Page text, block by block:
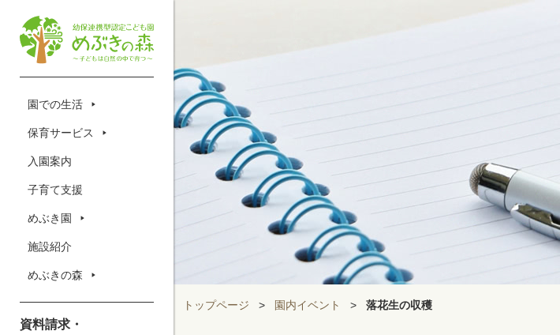
園での生活
保育サービス
入園案内
子育て支援
めぶき園
施設紹介
めぶきの森
資料請求・
トップページ > 園内イベント > 落花生の収穫